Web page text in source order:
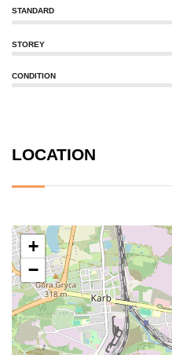
STANDARD
STOREY
CONDITION
LOCATION
+
−